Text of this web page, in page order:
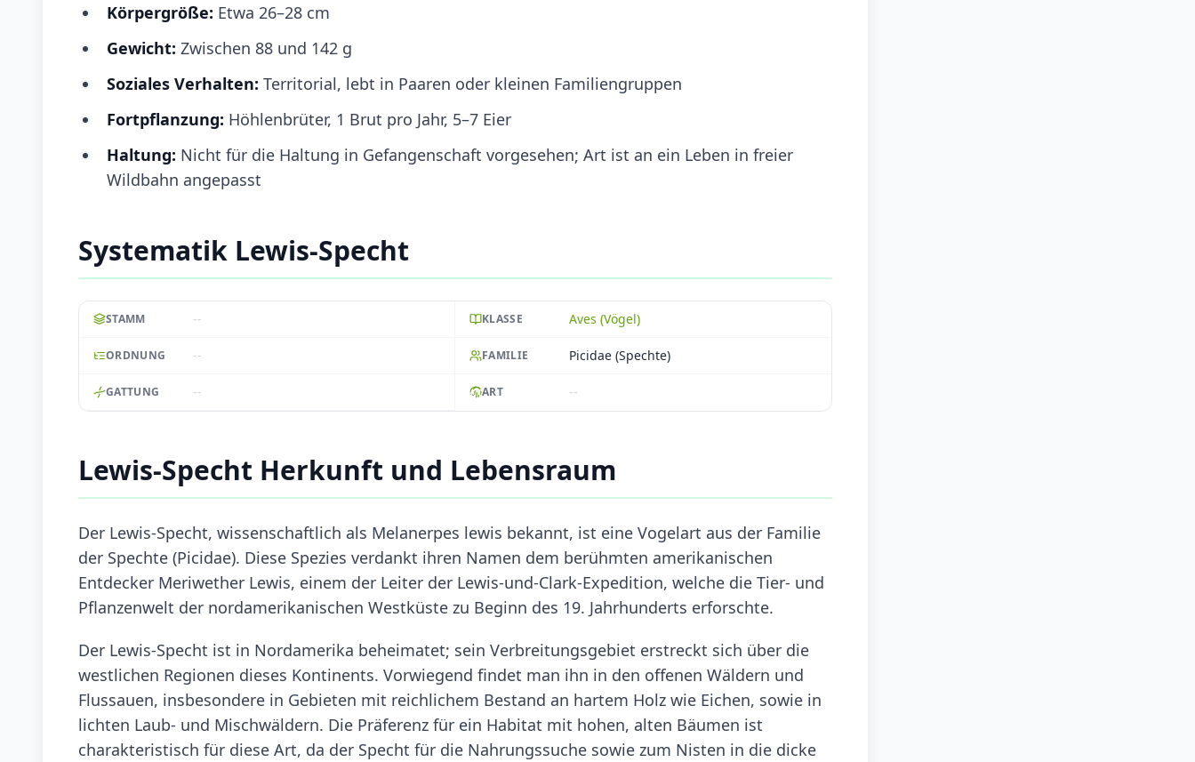
Körpergröße: Etwa 26–28 cm
Gewicht: Zwischen 88 und 142 g
Soziales Verhalten: Territorial, lebt in Paaren oder kleinen Familiengruppen
Fortpflanzung: Höhlenbrüter, 1 Brut pro Jahr, 5–7 Eier
Haltung: Nicht für die Haltung in Gefangenschaft vorgesehen; Art ist an ein Leben in freier
Wildbahn angepasst
Systematik Lewis-Specht
STAMM -- KLASSE Aves (Vögel)
ORDNUNG -- FAMILIE Picidae (Spechte)
GATTUNG -- ART --
Lewis-Specht Herkunft und Lebensraum
Der Lewis-Specht, wissenschaftlich als Melanerpes lewis bekannt, ist eine Vogelart aus der Familie
der Spechte (Picidae). Diese Spezies verdankt ihren Namen dem berühmten amerikanischen
Entdecker Meriwether Lewis, einem der Leiter der Lewis-und-Clark-Expedition, welche die Tier- und
Pflanzenwelt der nordamerikanischen Westküste zu Beginn des 19. Jahrhunderts erforschte.
Der Lewis-Specht ist in Nordamerika beheimatet; sein Verbreitungsgebiet erstreckt sich über die
westlichen Regionen dieses Kontinents. Vorwiegend findet man ihn in den offenen Wäldern und
Flussauen, insbesondere in Gebieten mit reichlichem Bestand an hartem Holz wie Eichen, sowie in
lichten Laub- und Mischwäldern. Die Präferenz für ein Habitat mit hohen, alten Bäumen ist
charakteristisch für diese Art, da der Specht für die Nahrungssuche sowie zum Nisten in die dicke